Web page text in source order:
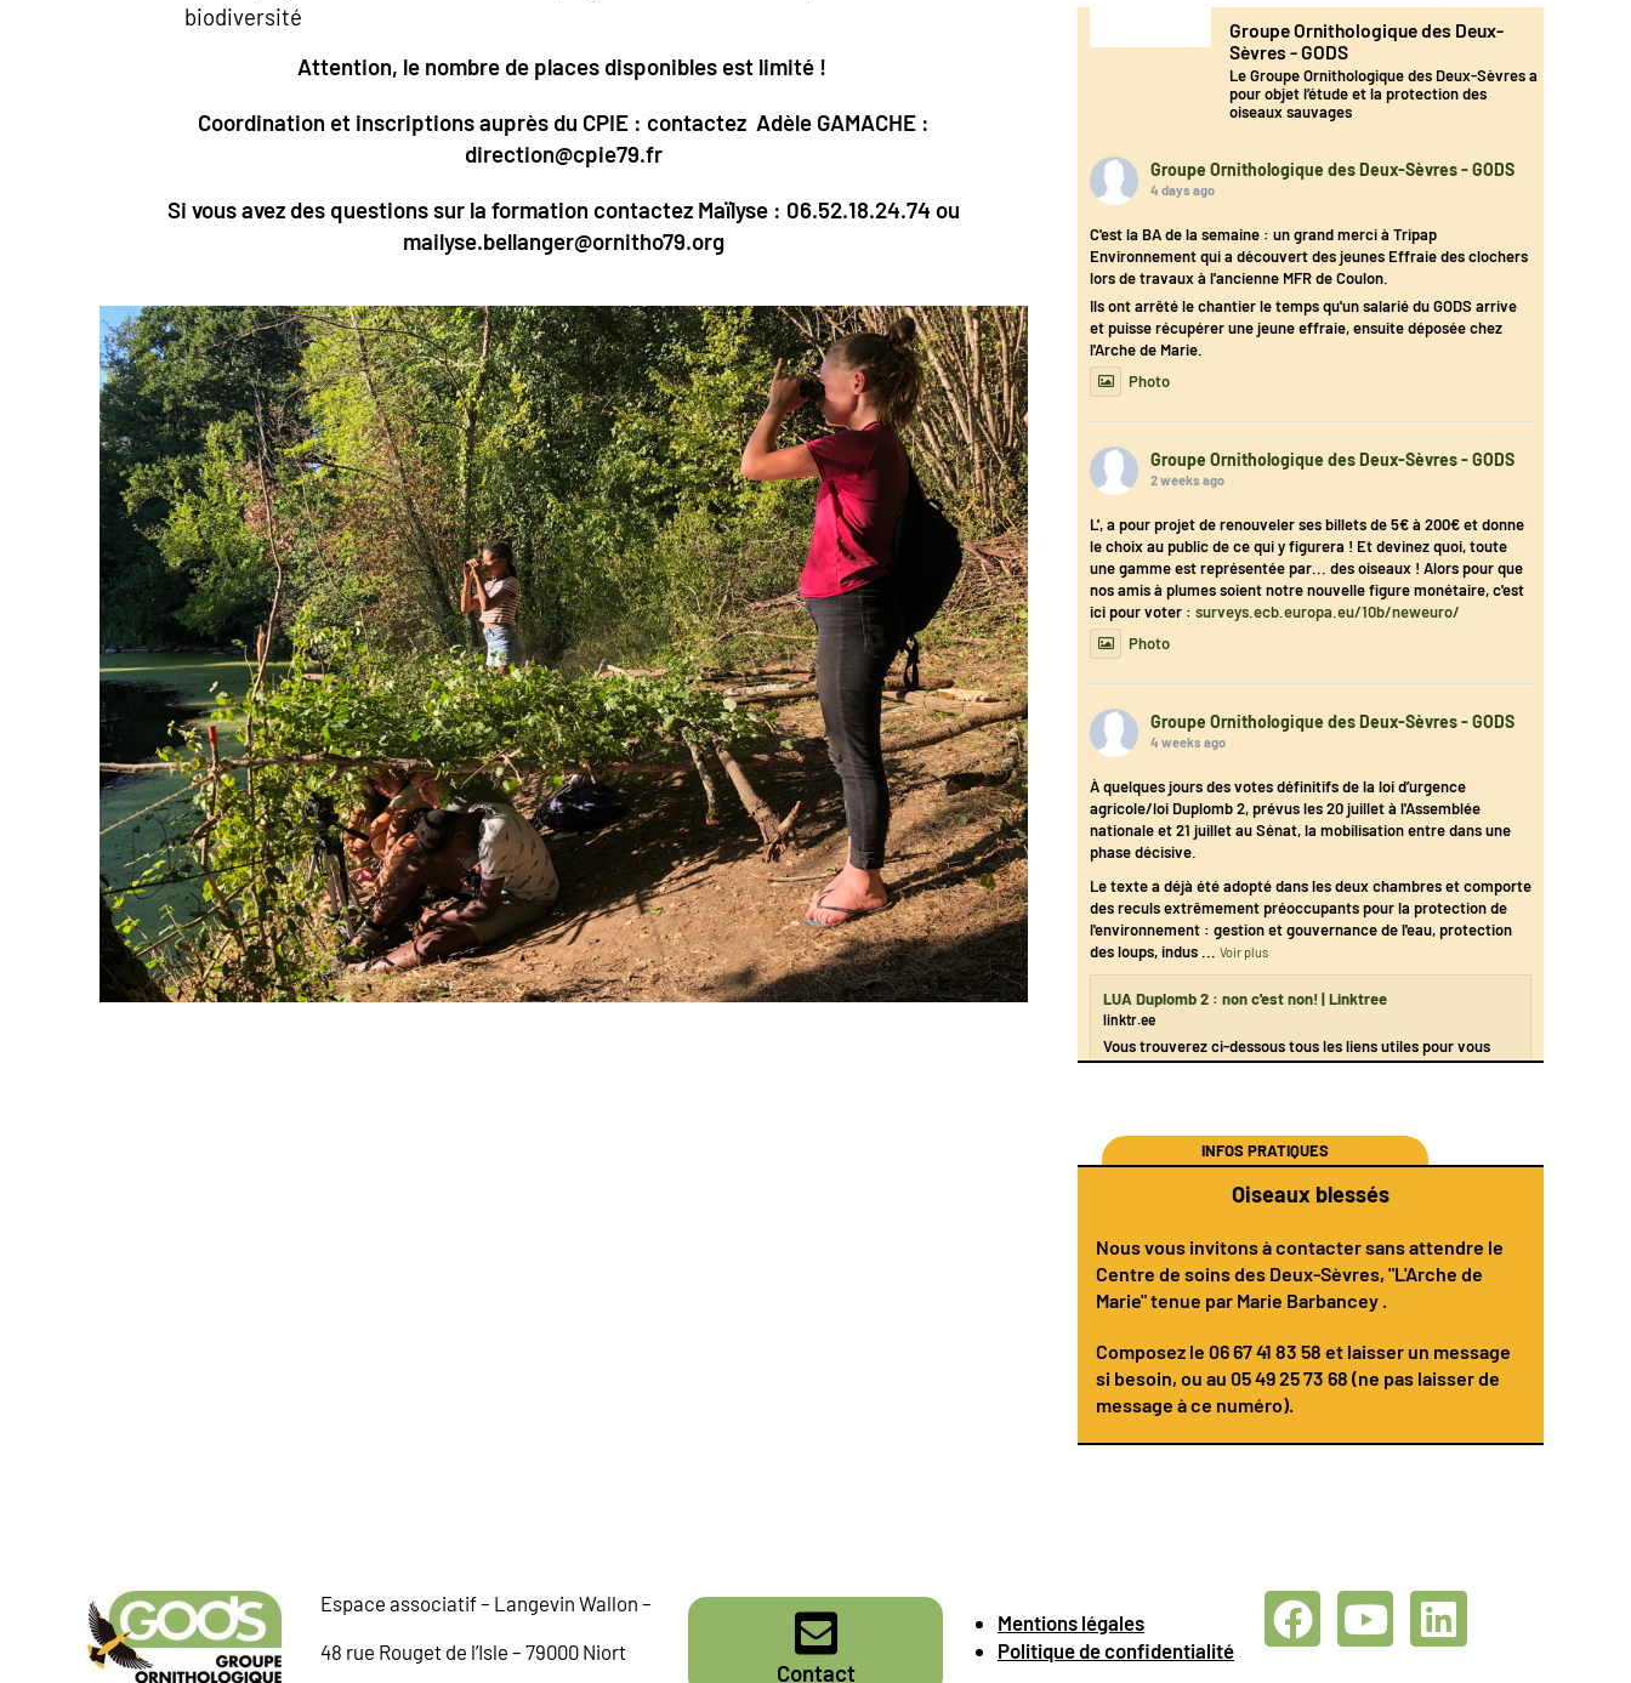
biodiversité
Attention, le nombre de places disponibles est limité !
Coordination et inscriptions auprès du CPIE : contactez Adèle GAMACHE :
direction@cpie79.fr
Si vous avez des questions sur la formation contactez Maïlyse : 06.52.18.24.74 ou
mailyse.bellanger@ornitho79.org
Groupe Ornithologique des Deux-
Sèvres - GODS
Le Groupe Ornithologique des Deux-Sèvres a
pour objet l’étude et la protection des
oiseaux sauvages
Groupe Ornithologique des Deux-Sèvres - GODS
4 days ago
C'est la BA de la semaine : un grand merci à Tripap
Environnement qui a découvert des jeunes Effraie des clochers
lors de travaux à l'ancienne MFR de Coulon.
Ils ont arrêté le chantier le temps qu'un salarié du GODS arrive
et puisse récupérer une jeune effraie, ensuite déposée chez
l'Arche de Marie.
Photo
Groupe Ornithologique des Deux-Sèvres - GODS
2 weeks ago
L', a pour projet de renouveler ses billets de 5€ à 200€ et donne
le choix au public de ce qui y figurera ! Et devinez quoi, toute
une gamme est représentée par... des oiseaux ! Alors pour que
nos amis à plumes soient notre nouvelle figure monétaire, c'est
ici pour voter : surveys.ecb.europa.eu/10b/neweuro/
Photo
Groupe Ornithologique des Deux-Sèvres - GODS
4 weeks ago
À quelques jours des votes définitifs de la loi d’urgence
agricole/loi Duplomb 2, prévus les 20 juillet à l'Assemblée
nationale et 21 juillet au Sénat, la mobilisation entre dans une
phase décisive.
Le texte a déjà été adopté dans les deux chambres et comporte
des reculs extrêmement préoccupants pour la protection de
l'environnement : gestion et gouvernance de l'eau, protection
des loups, indus
Voir plus
LUA Duplomb 2 : non c'est non! | Linktree
linktr.ee
Vous trouverez ci-dessous tous les liens utiles pour vous
mobiliser contre ces reculs. Des outils par les associations,
INFOS PRATIQUES
Oiseaux blessés
Nous vous invitons à contacter sans attendre le
Centre de soins des Deux-Sèvres, "L'Arche de
Marie" tenue par Marie Barbancey .
Composez le 06 67 41 83 58 et laisser un message
si besoin, ou au 05 49 25 73 68 (ne pas laisser de
message à ce numéro).
Espace associatif – Langevin Wallon –
48 rue Rouget de l’Isle – 79000 Niort
Contact
Mentions légales
Politique de confidentialité